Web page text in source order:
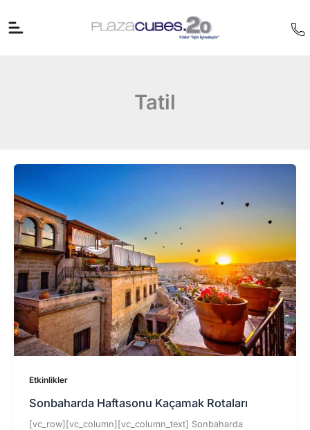
atla
Tatil
Etkinlikler
Sonbaharda Haftasonu Kaçamak Rotaları
[vc_row][vc_column][vc_column_text] Sonbaharda